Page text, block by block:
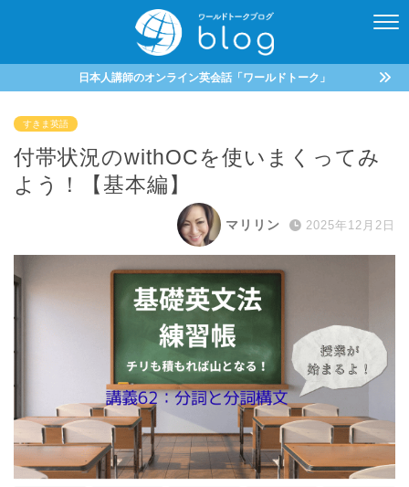
日本人講師のオンライン英会話「ワールドトーク」
すきま英語
付帯状況のwithOCを使いまくってみ
よう！【基本編】
マリリン 2025年12月2日